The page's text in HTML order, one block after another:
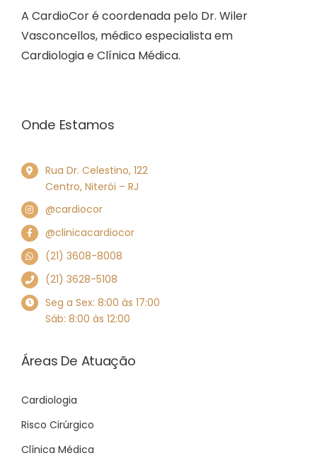
A CardioCor é coordenada pelo Dr. Wiler
Vasconcellos, médico especialista em
Cardiologia e Clínica Médica.
Onde Estamos
Rua Dr. Celestino, 122
Centro, Niterói – RJ
@cardiocor
@clinicacardiocor
(21) 3608-8008
(21) 3628-5108
Seg a Sex: 8:00 às 17:00
Sáb: 8:00 às 12:00
Áreas De Atuação
Cardiologia
Risco Cirúrgico
Clínica Médica